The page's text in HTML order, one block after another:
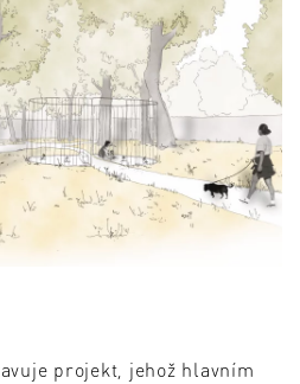
projekt, jehož hlavním